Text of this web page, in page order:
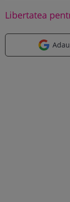
Libertatea